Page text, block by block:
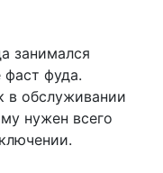
занимался
фуда.
в обслуживании
нужен всего